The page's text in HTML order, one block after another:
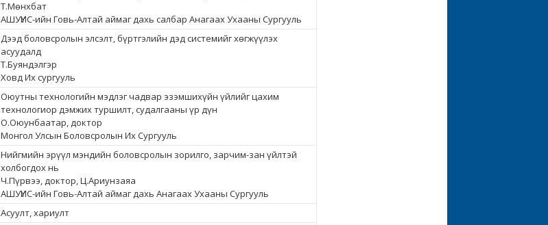
Т.Мөнхбат
АШУҮИС-ийн Говь-Алтай аймаг дахь салбар Анагаах Ухааны Сургууль
Дээд боловсролын элсэлт, бүртгэлийн дэд системийг хөгжүүлэх
асуудалд
Т.Буяндэлгэр
Ховд Их сургууль
Оюутны технологийн мэдлэг чадвар эзэмшихүйн үйлийг цахим
технологиор дэмжих туршилт, судалгааны үр дүн
О.Оюунбаатар, доктор
Монгол Улсын Боловсролын Их Сургууль
Нийгмийн эрүүл мэндийн боловсролын зорилго, зарчим-зан үйлтэй
холбогдох нь
Ч.Пүрвээ, доктор, Ц.Ариунзаяа
АШУҮИС-ийн Говь-Алтай аймаг дахь Анагаах Ухааны Сургууль
Асуулт, хариулт